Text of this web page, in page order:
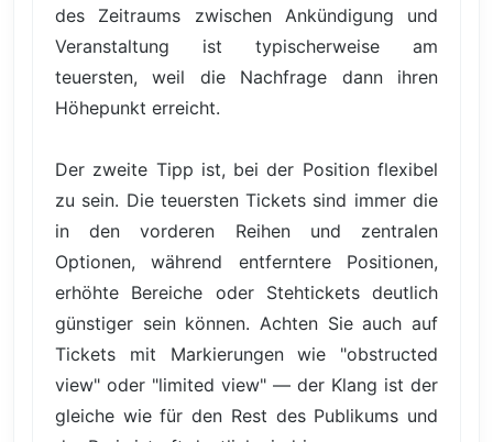
des Zeitraums zwischen Ankündigung und
Veranstaltung ist typischerweise am
teuersten, weil die Nachfrage dann ihren
Höhepunkt erreicht.
Der zweite Tipp ist, bei der Position flexibel
zu sein. Die teuersten Tickets sind immer die
in den vorderen Reihen und zentralen
Optionen, während entferntere Positionen,
erhöhte Bereiche oder Stehtickets deutlich
günstiger sein können. Achten Sie auch auf
Tickets mit Markierungen wie "obstructed
view" oder "limited view" — der Klang ist der
gleiche wie für den Rest des Publikums und